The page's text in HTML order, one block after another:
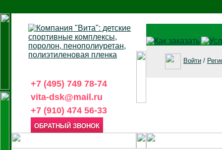
+7 (495) 749 78-74
vita-dsk@mail.ru
+7 (910) 474 56-33
ОБРАТНЫЙ ЗВОНОК
Войти /